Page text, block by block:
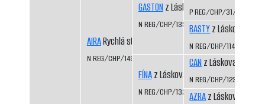
AIRARychlá stopa
N REG/CHP/1435/07/09
GASTONz Láskova
N REG/CHP/1354/04/06
FÍNAz Láskova
N REG/CHP/1325/03/05
P REG/CHP/31/99/01
BASTYz Láskova
N REG/CHP/1141/99/01
CANz Láskova
N REG/CHP/1233/01/03
AZRAz Láskova